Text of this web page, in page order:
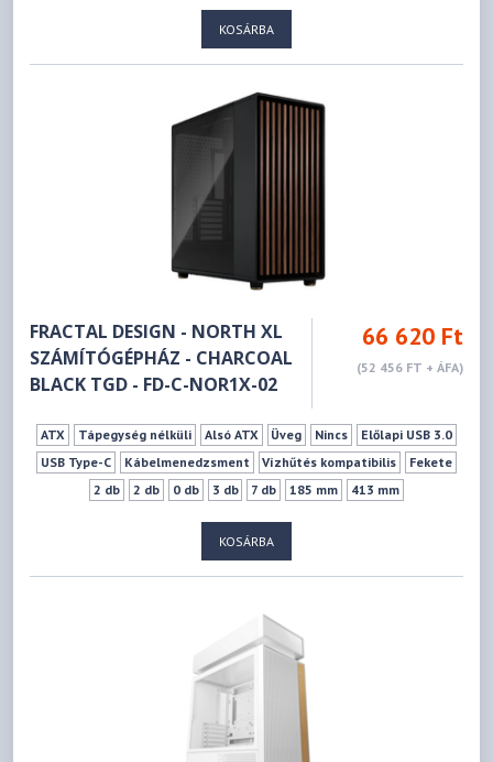
KOSÁRBA
FRACTAL DESIGN - NORTH XL
SZÁMÍTÓGÉPHÁZ - CHARCOAL
BLACK TGD - FD-C-NOR1X-02
66 620 Ft
(52 456 FT + ÁFA)
ATX Tápegység nélküli Alsó ATX Üveg Nincs
Előlapi USB 3.0
USB Type-C
Kábelmenedzsment Vízhűtés kompatibilis
Fekete
2 db
2 db 0 db 3 db 7 db 185 mm 413 mm
KOSÁRBA